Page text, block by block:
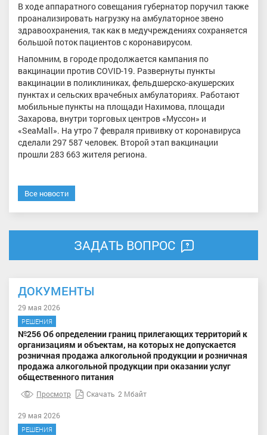
В ходе аппаратного совещания губернатор поручил также
проанализировать нагрузку на амбулаторное звено
здравоохранения, так как в медучреждениях сохраняется
большой поток пациентов с коронавирусом.
Напомним, в городе продолжается кампания по
вакцинации против COVID-19. Развернуты пункты
вакцинации в поликлиниках, фельдшерско-акушерских
пунктах и сельских врачебных амбулаториях. Работают
мобильные пункты на площади Нахимова, площади
Захарова, внутри торговых центров «Муссон» и
«SeaMall». На утро 7 февраля прививку от коронавируса
сделали 297 587 человек. Второй этап вакцинации
прошли 283 663 жителя региона.
Все новости
ЗАДАТЬ ВОПРОС
ДОКУМЕНТЫ
29 мая 2026
РЕШЕНИЯ
№256 Об определении границ прилегающих территорий к
организациям и объектам, на которых не допускается
розничная продажа алкогольной продукции и розничная
продажа алкогольной продукции при оказании услуг
общественного питания
Просмотр Скачать 2 Мбайт
29 мая 2026
РЕШЕНИЯ